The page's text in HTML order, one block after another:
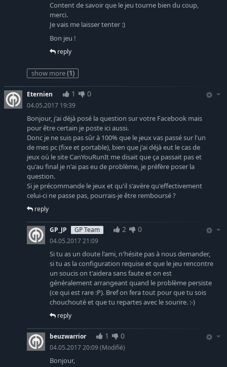
Content de savoir que le jeu tourne bien du coup,
merci.
Je vais me laisser tenter :)
Bon jeu !
reply
show more(1)
Eternien 1 0
04.05.2017 19:39
Bonjour, j'ai déjà posé la question sur votre Facebook mais
pour être certain je poste ici aussi.
Donc je ne suis pas sûr à 100% que le jeux vas passé sur l'un
de mes pc (fixe et portable), bien que j'ai déjà eut le cas de
jeux où le site CanYouRunIt me disait que ça passait pas et
qu'au final je n'ai pas eu de problème, je préfère poser la
question.
Si je précommande le jeux et qu'il s'avère qu'effectivement
celui-ci ne passe pas, pourrais-je être remboursé ?
reply
GP_JP GP Team 2 0
04.05.2017 21:09
Si tu as un doute l'ami, n'hésite pas à nous demander,
si tu as la configuration requise et que le jeu rencontre
un soucis on t'aidera sans faute et on est
généralement arrangeant quand le problème persiste
(ce qui est rare :P). Bref on fera tout pour que tu sois
chouchouté et que tu repartes avec le sourire. :-)
reply
beuzwarrior 1 0
04.05.2017 20:09 (Modifié)
Bonjour,